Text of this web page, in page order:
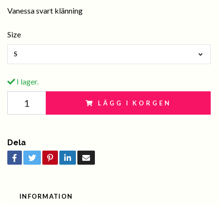
Vanessa svart klänning
Size
S
I lager.
LÄGG I KORGEN
Dela
INFORMATION